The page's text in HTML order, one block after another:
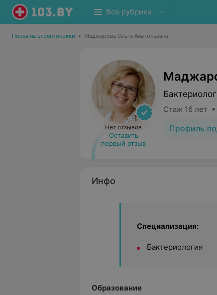
Все рубрики
Посев на стрептококки • Маджарова Ольга Анатольевна
Нет отзывов
Оставить
первый отзыв
Стаж 16 лет
Профиль
Инфо
Специализация:
Бактериология
Образование